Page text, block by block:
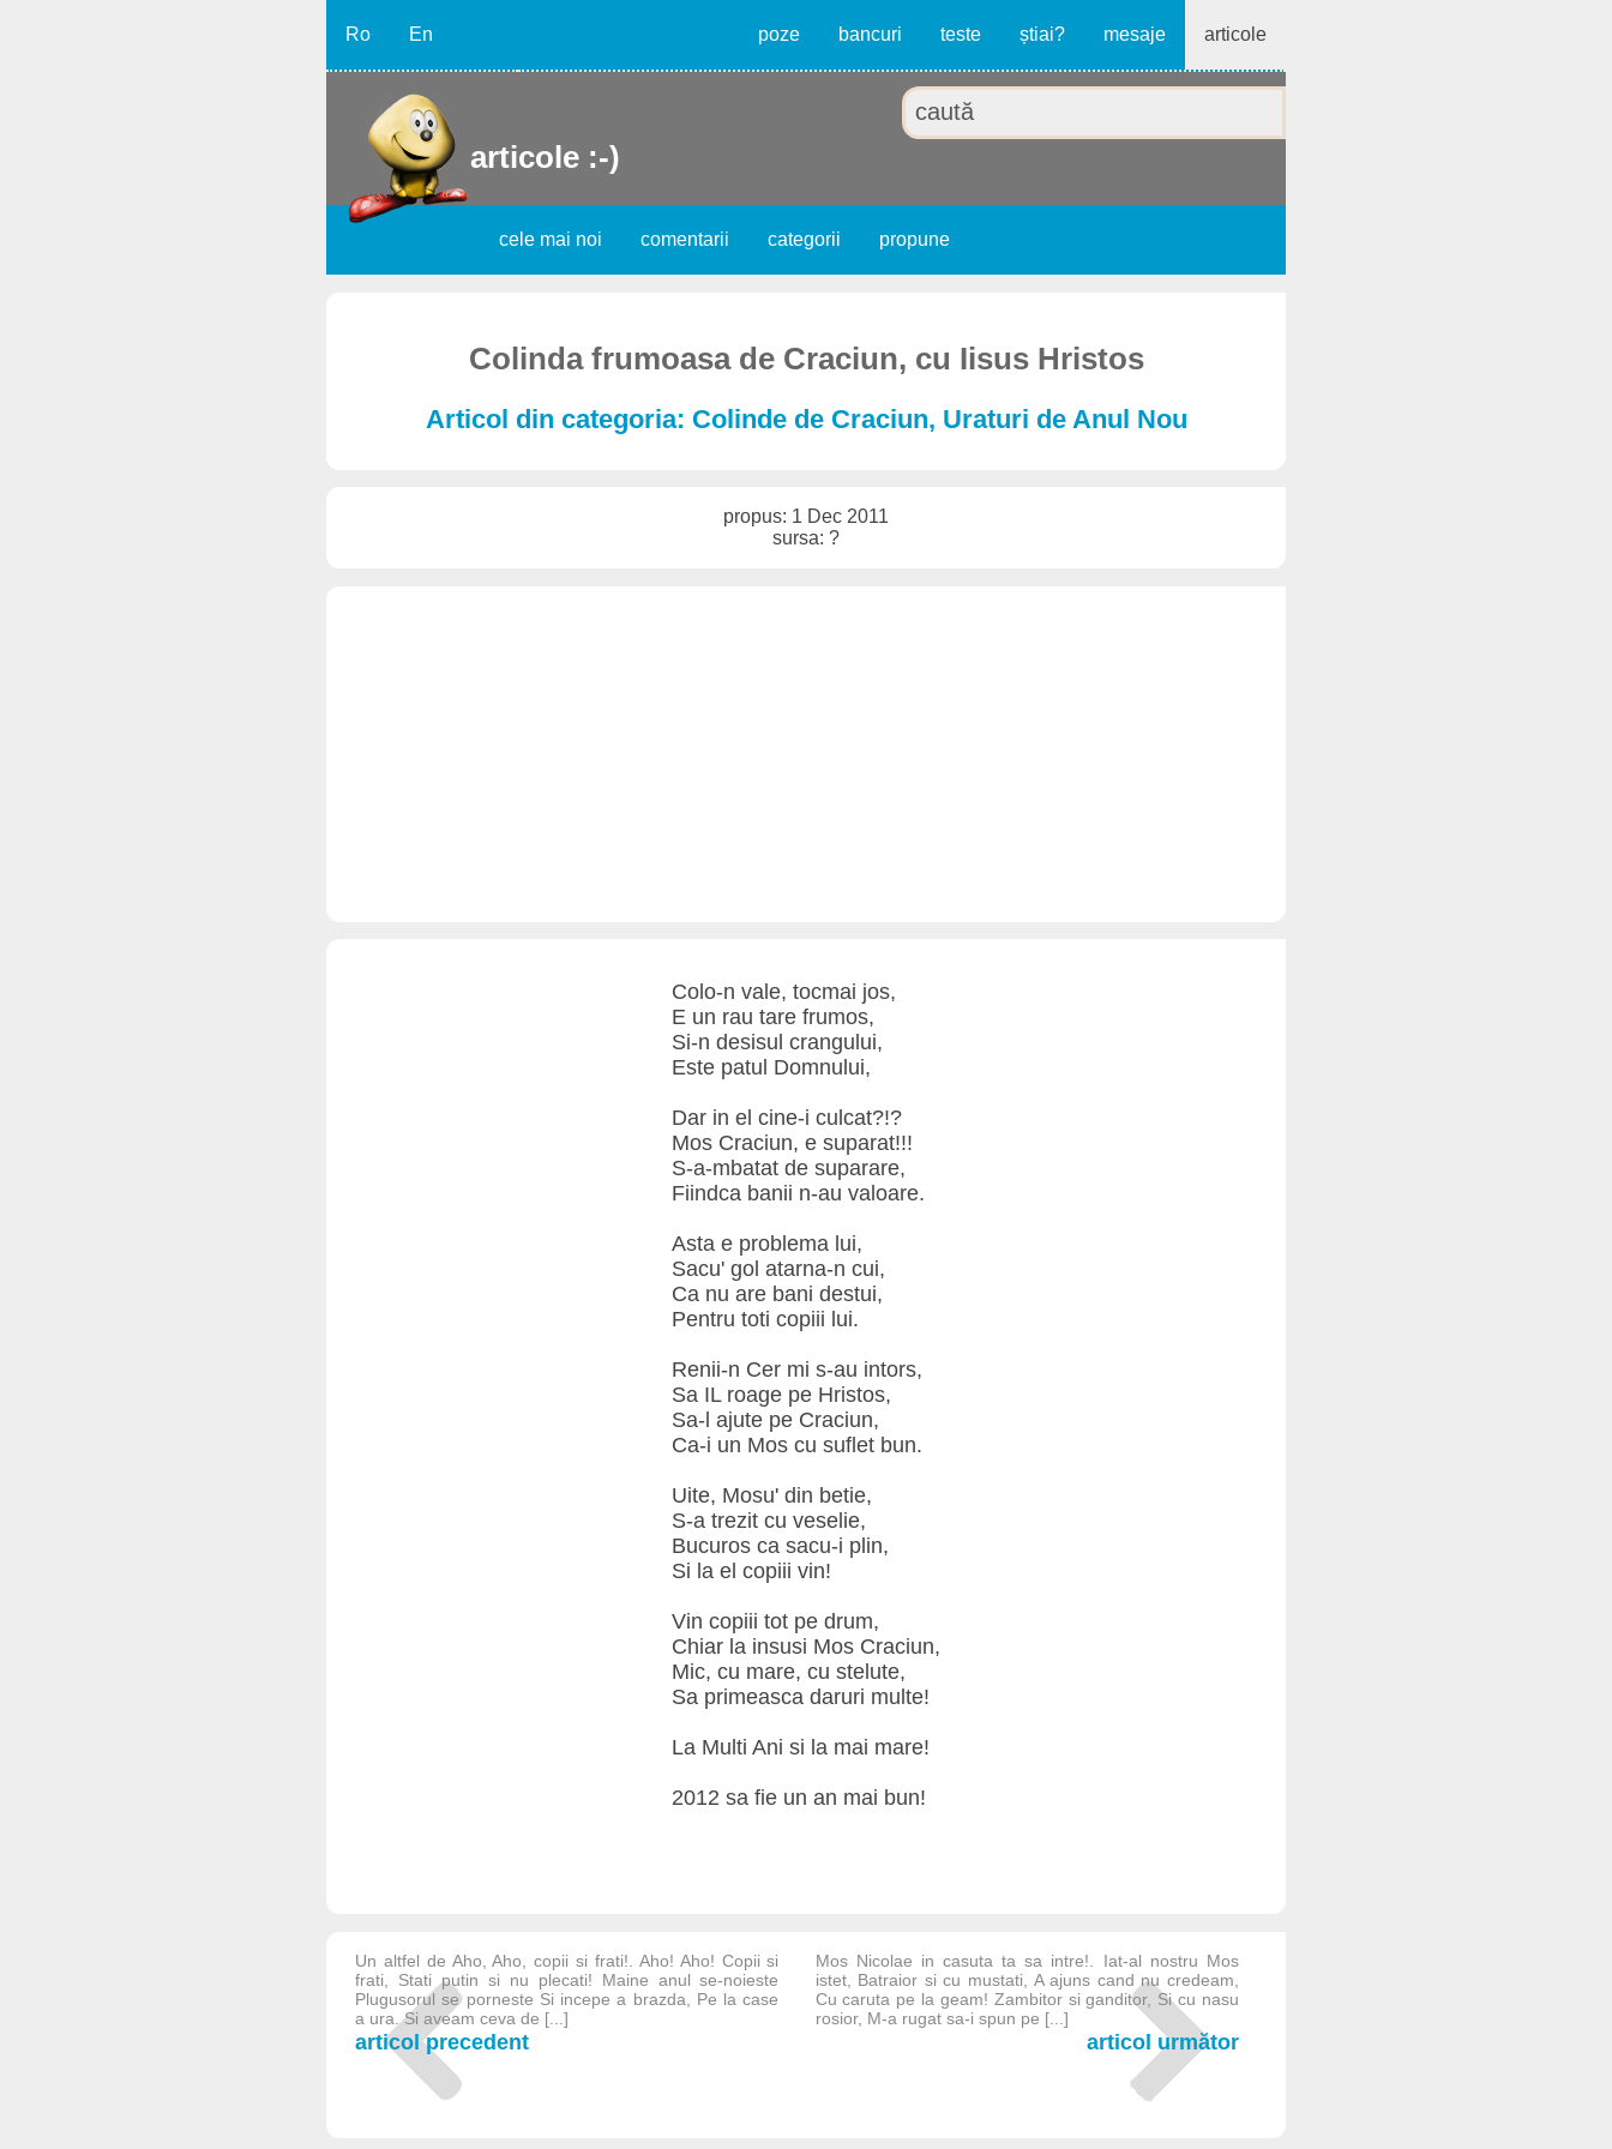
Ro En poze bancuri teste știai? mesaje articole
articole :-)
cele mai noi comentarii categorii propune
Colinda frumoasa de Craciun, cu Iisus Hristos
Articol din categoria: Colinde de Craciun, Uraturi de Anul Nou
propus: 1 Dec 2011
sursa: ?
Colo-n vale, tocmai jos,
E un rau tare frumos,
Si-n desisul crangului,
Este patul Domnului,
Dar in el cine-i culcat?!?
Mos Craciun, e suparat!!!
S-a-mbatat de suparare,
Fiindca banii n-au valoare.
Asta e problema lui,
Sacu' gol atarna-n cui,
Ca nu are bani destui,
Pentru toti copiii lui.
Renii-n Cer mi s-au intors,
Sa IL roage pe Hristos,
Sa-l ajute pe Craciun,
Ca-i un Mos cu suflet bun.
Uite, Mosu' din betie,
S-a trezit cu veselie,
Bucuros ca sacu-i plin,
Si la el copiii vin!
Vin copiii tot pe drum,
Chiar la insusi Mos Craciun,
Mic, cu mare, cu stelute,
Sa primeasca daruri multe!
La Multi Ani si la mai mare!
2012 sa fie un an mai bun!
Un altfel de Aho, Aho, copii si frati!. Aho! Aho! Copii si
frati, Stati putin si nu plecati! Maine anul se-noieste
Plugusorul se porneste Si incepe a brazda, Pe la case
a ura. Si aveam ceva de [...]
articol precedent
Mos Nicolae in casuta ta sa intre!. Iat-al nostru Mos
istet, Batraior si cu mustati, A ajuns cand nu credeam,
Cu caruta pe la geam! Zambitor si ganditor, Si cu nasu
rosior, M-a rugat sa-i spun pe [...]
articol următor